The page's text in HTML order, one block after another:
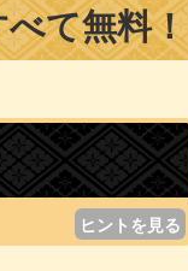
て無料！
ヒントを見る